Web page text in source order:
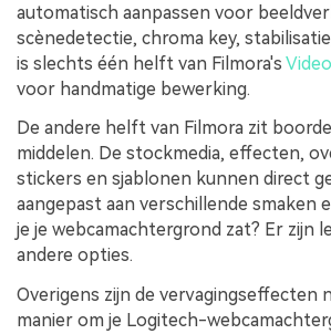
automatisch aanpassen voor
scènedetectie, chroma key,
is slechts één helft van Filmora's
voor handmatige bewerking.
De andere helft van Filmora zit
middelen. De stockmedia, effecten,
stickers en sjablonen kunnen direct
aangepast aan verschillende smaken
je je webcamachtergrond zat? Er zijn
andere opties.
Overigens zijn de vervagingseffecten
manier om je Logitech-